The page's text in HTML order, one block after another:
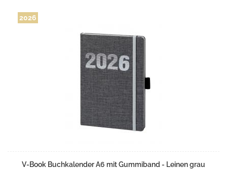
2026
V-Book Buchkalender A6 mit Gummiband - Leinen grau